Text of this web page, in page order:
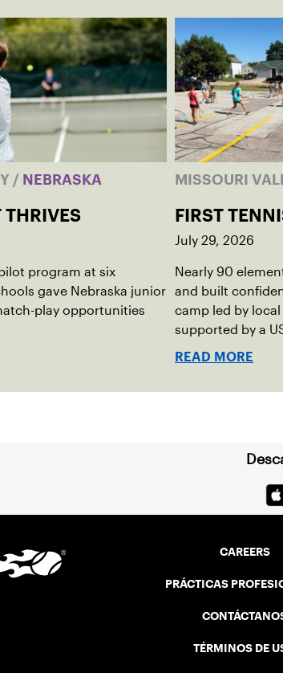
/ NEBRASKA
THRIVES
program at six
gave Nebraska junior
play opportunities
MISSOURI
FIRST
July 29, 2026
Nearly 90
and built
camp led by
supported by a
READ MORE
CAREERS
PRÁCTICAS
TÉRMINOS DE